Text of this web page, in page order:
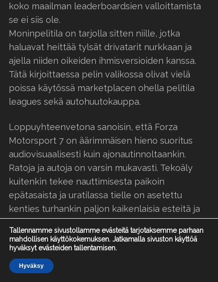
koko maailman leaderboardsien valloittamista
se ei siis ole.
Moninpelitila on tarjolla sitten niille, jotka
haluavat heittää tylsät drivatarit nurkkaan ja
ajella niiden oikeiden ihmisversioiden kanssa.
Tätä kirjoittaessa pelin valikossa olivat vielä
poissa käytössä marketplacen ohella pelitila
leagues sekä autohuutokauppa.
Loppuyhteenvetona sanoisin, että Forza
Motorsport 7 on äärimmäisen hieno suoritus
audiovisuaalisesti kuin ajonautinnoltaankin.
Ratoja ja autoja on varsin mukavasti. Tekoäly
kuitenkin tekee nauttimisesta paikoin
epätasaista ja uratilassa tielle on asetettu
kenties turhankin paljon kaikenlaisia esteitä ja
hidastuksia eikä autoja voi enää päivitellä
kisojen välissä paremmilla osilla. Itse palaan
rennompiotteisemman ja vapaammat kädet
antavan Forza Horizon 3:n
takamaille vielä tämänkin jälkeen.
Tallennamme sivustollamme evästeitä tarjotaksemme parhaan
mahdollisen käyttökokemuksen. Jatkamalla sivuston käyttöä
hyväksyt evästeiden tallentamisen.
Hyväksy
Etusivu